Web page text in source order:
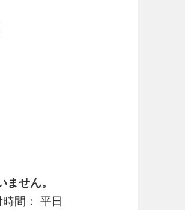
せん。
間： 平日